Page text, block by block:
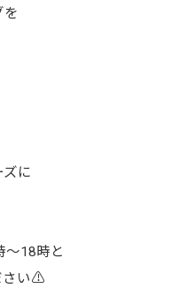
を
に
18時と
さい⚠️